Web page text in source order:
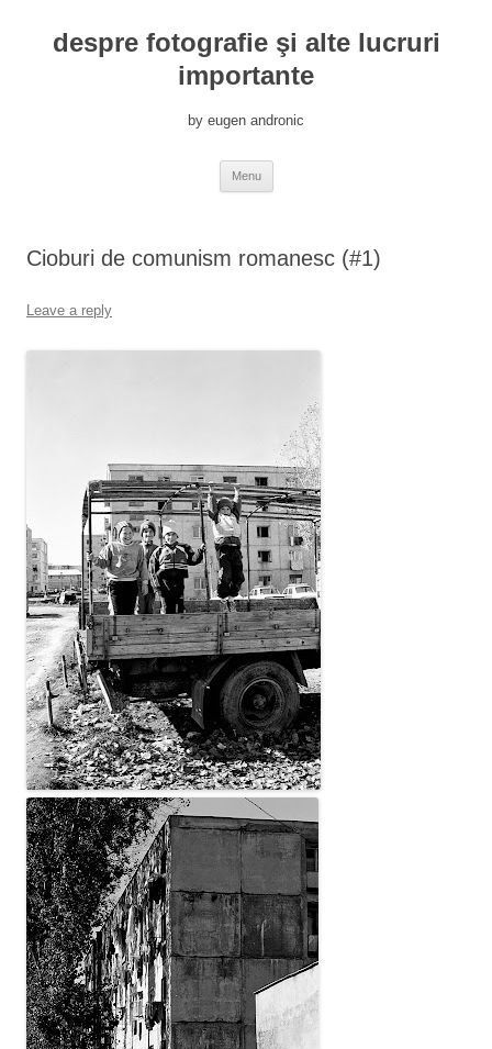
despre fotografie şi alte lucruri
importante
by eugen andronic
Menu
Cioburi de comunism romanesc (#1)
Leave a reply